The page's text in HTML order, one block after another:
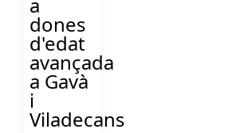
dones
d'edat
avançada
a Gavà
i
Viladecans